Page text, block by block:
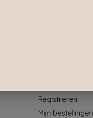
Registreren
Mijn bestellingen